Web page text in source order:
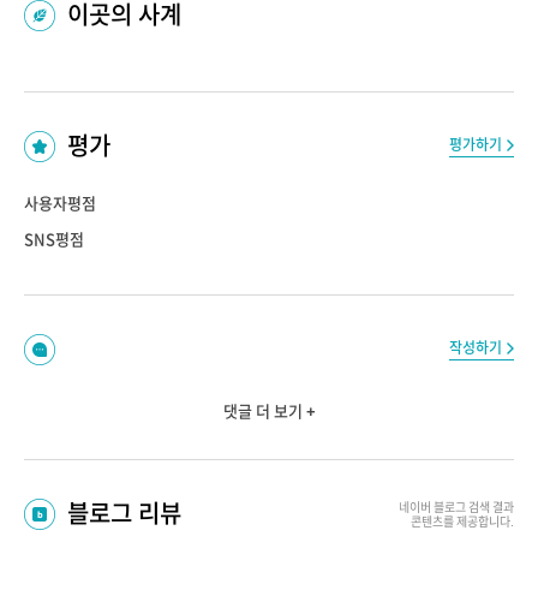
이곳의 사계
평가 평가하기
사용자평점
SNS평점
작성하기
댓글 더 보기 +
블로그 리뷰 네이버 블로그 검색 결과
콘텐츠를 제공합니다.